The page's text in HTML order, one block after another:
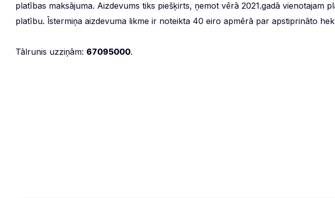
platības maksājuma. Aizdevums tiks piešķirts, ņemot vērā 2021.gadā vienotajam
platību. Īstermiņa aizdevuma likme ir noteikta 40 eiro apmērā par apstiprināto
Tālrunis uzziņām: 67095000.